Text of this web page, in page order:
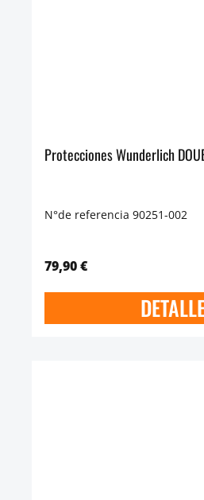
Protecciones Wunderlich
N°de referencia 90251-002
79,90 €